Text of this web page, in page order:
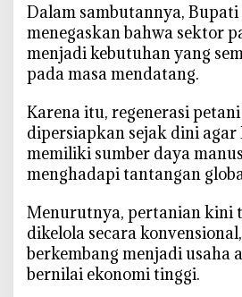
b
a
n
g
a
n
A
g
i
b
i
s
n
‎Dalam sambutannya, Bupati
menegaskan bahwa sektor
menjadi kebutuhan yang
pada masa mendatang.
‎Karena itu, regenerasi
dipersiapkan sejak dini agar
memiliki sumber daya
menghadapi tantangan
‎Menurutnya, pertanian kini
dikelola secara
berkembang menjadi usaha
bernilai ekonomi tinggi.